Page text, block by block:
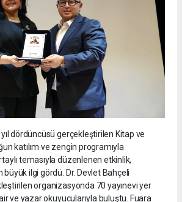
dördüncüsü gerçekleştirilen Kitap ve
katılım ve zengin programıyla
temasıyla düzenlenen etkinlik,
ilgi gördü. Dr. Devlet Bahçeli
organizasyonda 70 yayınevi yer
ve yazar okuyucularıyla buluştu. Fuara